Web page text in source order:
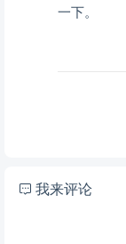
一下。
我来评论